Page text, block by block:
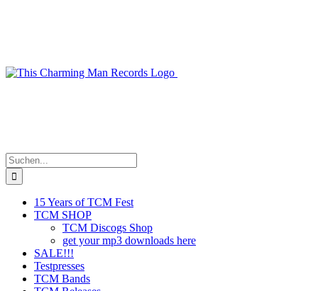
Suche
nach:
15 Years of TCM Fest
TCM SHOP
TCM Discogs Shop
get your mp3 downloads here
SALE!!!
Testpresses
TCM Bands